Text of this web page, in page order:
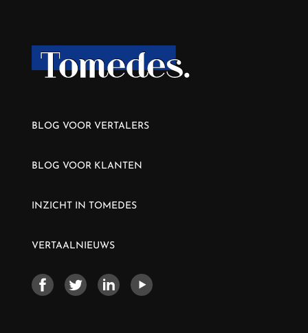
BLOG VOOR VERTALERS
BLOG VOOR KLANTEN
INZICHT IN TOMEDES
VERTAALNIEUWS